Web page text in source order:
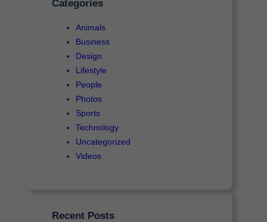
r
Categories
Animals
Business
Design
Lifestyle
People
Photos
Sports
Technology
Uncategorized
Videos
Recent Posts